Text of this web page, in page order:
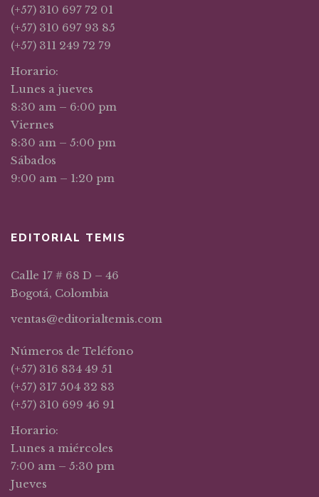
(+57) 310 697 72 01
(+57) 310 697 93 85
(+57) 311 249 72 79
Horario:
Lunes a jueves
8:30 am – 6:00 pm
Viernes
8:30 am – 5:00 pm
Sábados
9:00 am – 1:20 pm
EDITORIAL TEMIS
Calle 17 # 68 D – 46
Bogotá, Colombia
ventas@editorialtemis.com
Números de Teléfono
(+57) 316 834 49 51
(+57) 317 504 32 83
(+57) 310 699 46 91
Horario:
Lunes a miércoles
7:00 am – 5:30 pm
Jueves